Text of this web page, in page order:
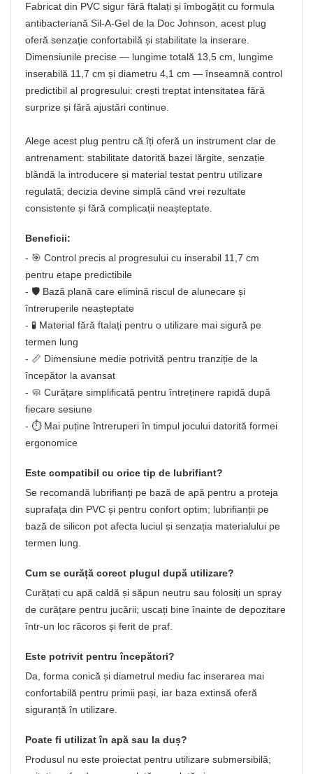
Fabricat din PVC sigur fără ftalați și îmbogățit cu formula
antibacteriană Sil-A-Gel de la Doc Johnson, acest plug
oferă senzație confortabilă și stabilitate la inserare.
Dimensiunile precise — lungime totală 13,5 cm, lungime
inserabilă 11,7 cm și diametru 4,1 cm — înseamnă control
predictibil al progresului: crești treptat intensitatea fără
surprize și fără ajustări continue.
Alege acest plug pentru că îți oferă un instrument clar de
antrenament: stabilitate datorită bazei lărgite, senzație
blândă la introducere și material testat pentru utilizare
regulată; decizia devine simplă când vrei rezultate
consistente și fără complicații neașteptate.
Beneficii:
- 🎯 Control precis al progresului cu inserabil 11,7 cm
pentru etape predictibile
- 🛡️ Bază plană care elimină riscul de alunecare și
întreruperile neașteptate
- 🧪 Material fără ftalați pentru o utilizare mai sigură pe
termen lung
- 📏 Dimensiune medie potrivită pentru tranziție de la
începător la avansat
- 🧼 Curățare simplificată pentru întreținere rapidă după
fiecare sesiune
- ⏱️ Mai puține întreruperi în timpul jocului datorită formei
ergonomice
Este compatibil cu orice tip de lubrifiant?
Se recomandă lubrifianți pe bază de apă pentru a proteja
suprafața din PVC și pentru confort optim; lubrifianții pe
bază de silicon pot afecta luciul și senzația materialului pe
termen lung.
Cum se curăță corect plugul după utilizare?
Curățați cu apă caldă și săpun neutru sau folosiți un spray
de curățare pentru jucării; uscați bine înainte de depozitare
într-un loc răcoros și ferit de praf.
Este potrivit pentru începători?
Da, forma conică și diametrul mediu fac inserarea mai
confortabilă pentru primii pași, iar baza extinsă oferă
siguranță în utilizare.
Poate fi utilizat în apă sau la duș?
Produsul nu este proiectat pentru utilizare submersibilă;